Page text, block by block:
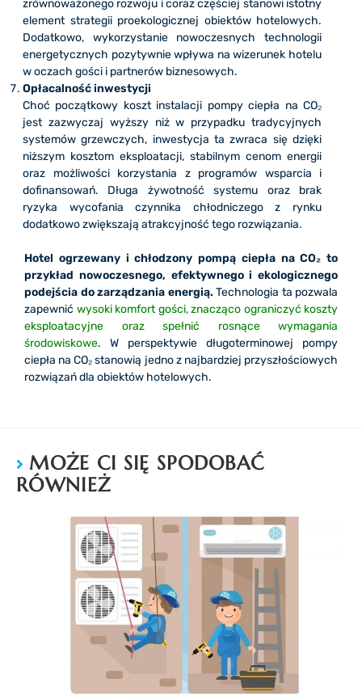
zrównoważonego rozwoju i coraz częściej stanowi istotny
element strategii proekologicznej obiektów hotelowych.
Dodatkowo, wykorzystanie nowoczesnych technologii
energetycznych pozytywnie wpływa na wizerunek hotelu
w oczach gości i partnerów biznesowych.
Opłacalność inwestycji
Choć początkowy koszt instalacji pompy ciepła na CO₂
jest zazwyczaj wyższy niż w przypadku tradycyjnych
systemów grzewczych, inwestycja ta zwraca się dzięki
niższym kosztom eksploatacji, stabilnym cenom energii
oraz możliwości korzystania z programów wsparcia i
dofinansowań. Długa żywotność systemu oraz brak
ryzyka wycofania czynnika chłodniczego z rynku
dodatkowo zwiększają atrakcyjność tego rozwiązania.
Hotel ogrzewany i chłodzony pompą ciepła na CO₂ to
przykład nowoczesnego, efektywnego i ekologicznego
podejścia do zarządzania energią. Technologia ta pozwala
zapewnić wysoki komfort gości, znacząco ograniczyć koszty
eksploatacyjne oraz spełnić rosnące wymagania
środowiskowe. W perspektywie długoterminowej pompy
ciepła na CO₂ stanowią jedno z najbardziej przyszłościowych
rozwiązań dla obiektów hotelowych.
MOŻE CI SIĘ SPODOBAĆ
RÓWNIEŻ